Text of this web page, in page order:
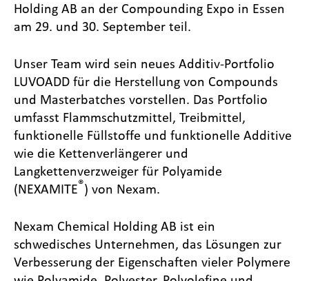
Holding AB an der Compounding Expo in Essen
am 29. und 30. September teil.
Unser Team wird sein neues Additiv-Portfolio
LUVOADD für die Herstellung von Compounds
und Masterbatches vorstellen. Das Portfolio
umfasst Flammschutzmittel, Treibmittel,
funktionelle Füllstoffe und funktionelle Additive
wie die Kettenverlängerer und
Langkettenverzweiger für Polyamide
(NEXAMITE®) von Nexam.
Nexam Chemical Holding AB ist ein
schwedisches Unternehmen, das Lösungen zur
Verbesserung der Eigenschaften vieler Polymere